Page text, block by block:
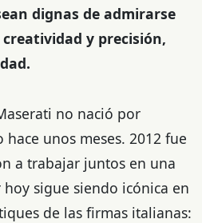
dignas de admirarse
y precisión,
no nació por
unos meses. 2012 fue
a trabajar juntos en una
sigue siendo icónica en
de las firmas italianas: